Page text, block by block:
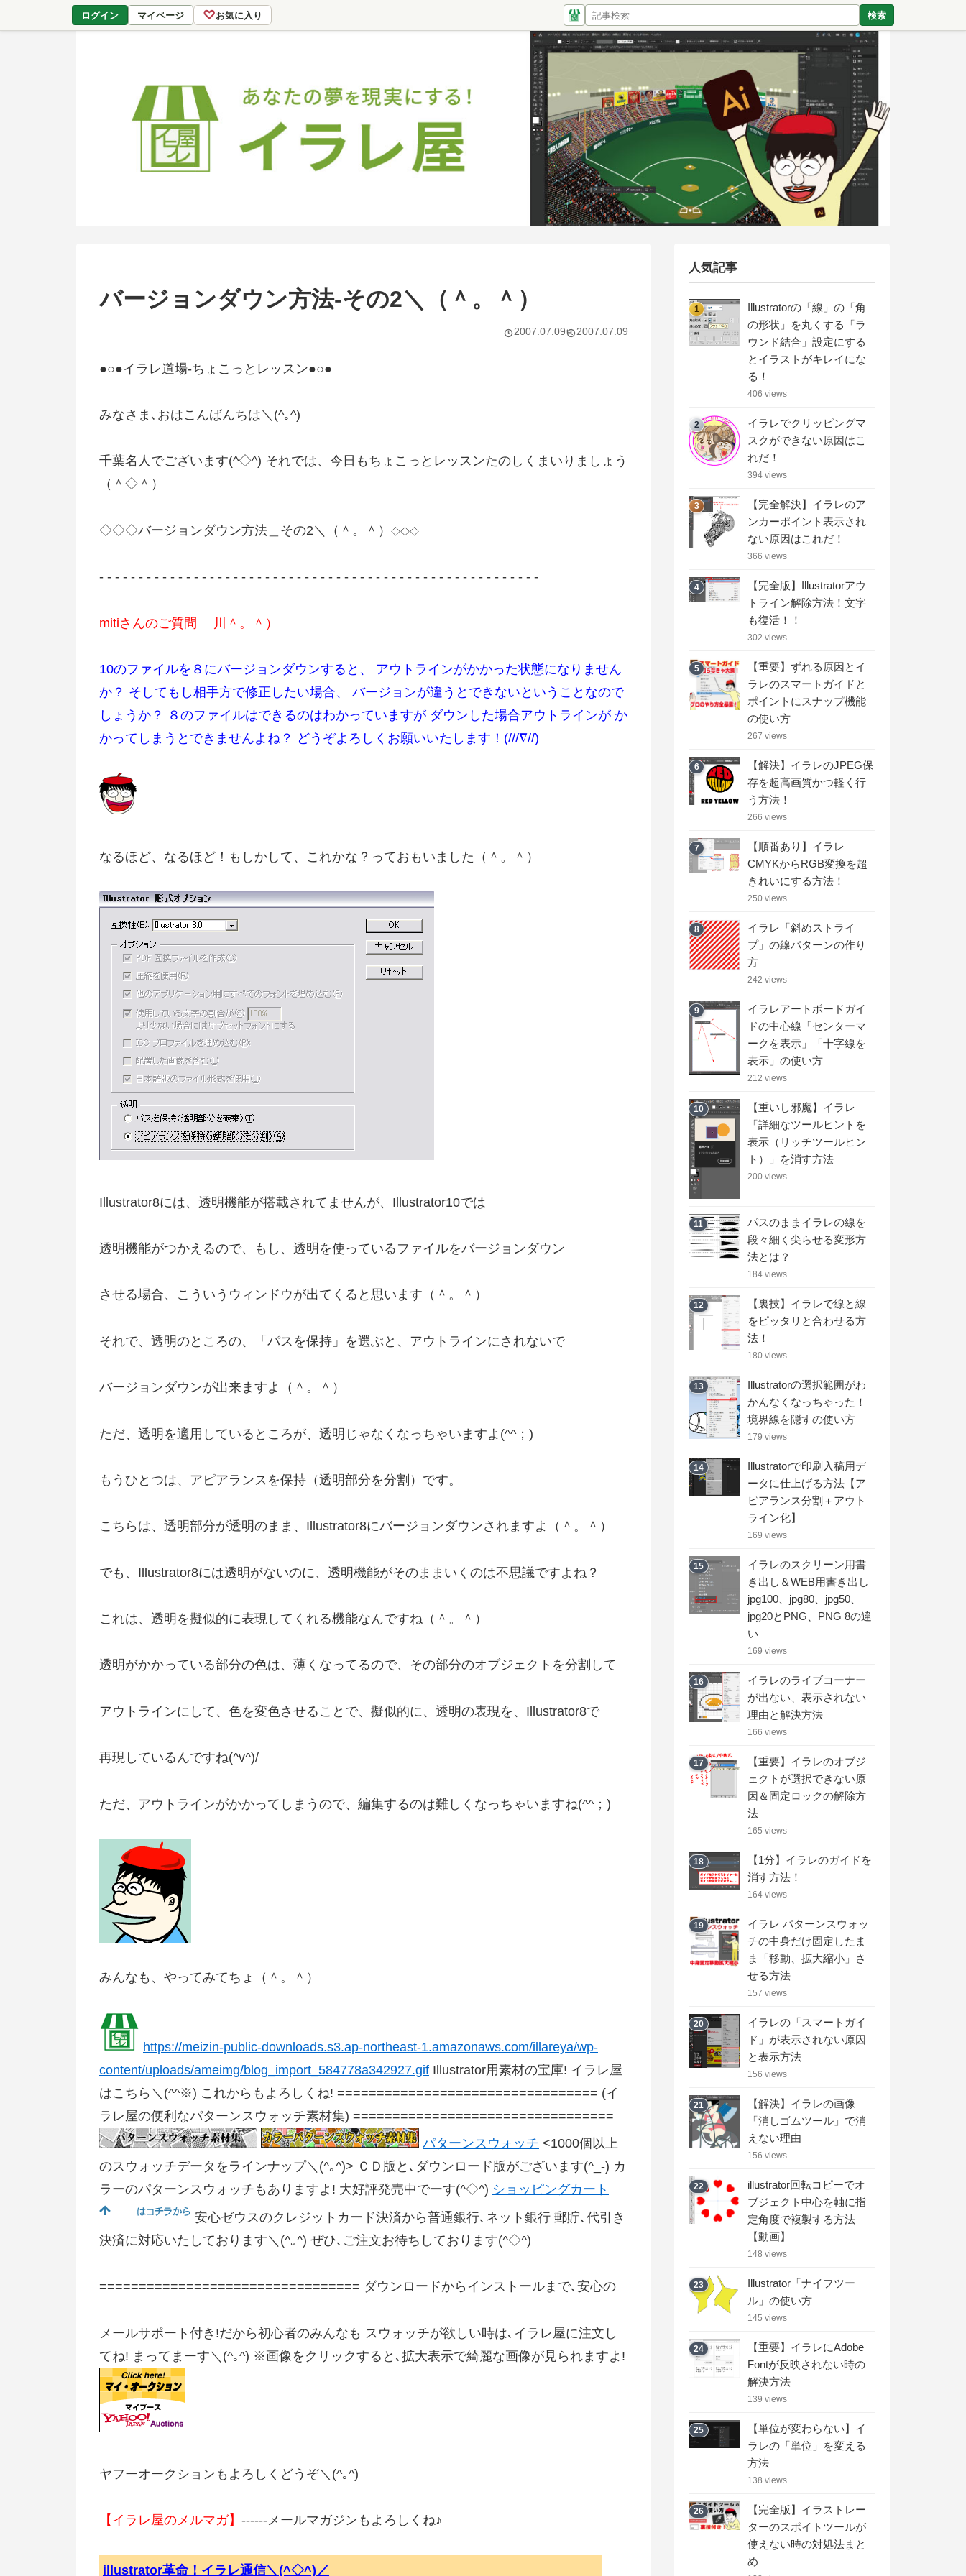
ログイン マイページ ♡お気に入り 検索
バージョンダウン方法-その2＼（＾。＾）
2007.07.09 2007.07.09
●○●イラレ道場-ちょこっとレッスン●○●
みなさま､おはこんばんちは＼(^｡^)
千葉名人でございます(^◇^) それでは、今日もちょこっとレッスンたのしくまいりましょう
（＾◇＾）
◇◇◇バージョンダウン方法＿その2＼（＾。＾） ◇◇◇
- - - - - - - - - - - - - - - - - - - - - - - - - - - - - - - - - - - - - - - - - - - - - - - - - - - - - - - -
mitiさんのご質問 川＾。＾）
10のファイルを８にバージョンダウンすると、 アウトラインがかかった状態になりません
か？ そしてもし相手方で修正したい場合、 バージョンが違うとできないということなので
しょうか？ ８のファイルはできるのはわかっていますが ダウンした場合アウトラインが か
かってしまうとできませんよね？ どうぞよろしくお願いいたします！(///∇//)
なるほど、なるほど！もしかして、これかな？っておもいました（＾。＾）
Illustrator8には、透明機能が搭載されてませんが、Illustrator10では
透明機能がつかえるので、もし、透明を使っているファイルをバージョンダウン
させる場合、こういうウィンドウが出てくると思います（＾。＾）
それで、透明のところの、「パスを保持」を選ぶと、アウトラインにされないで
バージョンダウンが出来ますよ（＾。＾）
ただ、透明を適用しているところが、透明じゃなくなっちゃいますよ(^^；)
もうひとつは、アピアランスを保持（透明部分を分割）です。
こちらは、透明部分が透明のまま、Illustrator8にバージョンダウンされますよ（＾。＾）
でも、Illustrator8には透明がないのに、透明機能がそのままいくのは不思議ですよね？
これは、透明を擬似的に表現してくれる機能なんですね（＾。＾）
透明がかかっている部分の色は、薄くなってるので、その部分のオブジェクトを分割して
アウトラインにして、色を変色させることで、擬似的に、透明の表現を、Illustrator8で
再現しているんですね(^v^)/
ただ、アウトラインがかかってしまうので、編集するのは難しくなっちゃいますね(^^；)
みんなも、やってみてちょ（＾。＾）
https://meizin-public-downloads.s3.ap-northeast-1.amazonaws.com/illareya/wp-
content/uploads/ameimg/blog_import_584778a342927.gif Illustrator用素材の宝庫! イラレ屋
はこちら＼(^^※) これからもよろしくね! ================================= (イ
ラレ屋の便利なパターンスウォッチ素材集) =================================
パターンスウォッチ <1000個以上
のスウォッチデータをラインナップ＼(^｡^)> ＣＤ版と､ダウンロード版がございます(^_-) カ
ラーのパターンスウォッチもありますよ! 大好評発売中でーす(^◇^) ショッピングカート
安心ゼウスのクレジットカード決済から普通銀行､ネット銀行 郵貯､代引き
決済に対応いたしております＼(^｡^) ぜひ､ご注文お待ちしております(^◇^)
================================= ダウンロードからインストールまで､安心の
メールサポート付き!だから初心者のみんなも スウォッチが欲しい時は､イラレ屋に注文し
てね! まってまーす＼(^｡^) ※画像をクリックすると､拡大表示で綺麗な画像が見られますよ!
ヤフーオークションもよろしくどうぞ＼(^｡^)
【イラレ屋のメルマガ】 ------メールマガジンもよろしくね♪
illustrator革命！イラレ通信＼(^◇^)／
人気記事
1
Illustratorの「線」の「角
の形状」を丸くする「ラ
ウンド結合」設定にする
とイラストがキレイにな
る！
406 views
2
イラレでクリッピングマ
スクができない原因はこ
れだ！
394 views
3
【完全解決】イラレのア
ンカーポイント表示され
ない原因はこれだ！
366 views
4
【完全版】Illustratorアウ
トライン解除方法！文字
も復活！！
302 views
5
【重要】ずれる原因とイ
ラレのスマートガイドと
ポイントにスナップ機能
の使い方
267 views
6
【解決】イラレのJPEG保
存を超高画質かつ軽く行
う方法！
266 views
7
【順番あり】イラレ
CMYKからRGB変換を超
きれいにする方法！
250 views
8
イラレ「斜めストライ
プ」の線パターンの作り
方
242 views
9
イラレアートボードガイ
ドの中心線「センターマ
ークを表示」「十字線を
表示」の使い方
212 views
10
【重いし邪魔】イラレ
「詳細なツールヒントを
表示（リッチツールヒン
ト）」を消す方法
200 views
11
パスのままイラレの線を
段々細く尖らせる変形方
法とは？
184 views
12
【裏技】イラレで線と線
をピッタリと合わせる方
法！
180 views
13
Illustratorの選択範囲がわ
かんなくなっちゃった！
境界線を隠すの使い方
179 views
14
Illustratorで印刷入稿用デ
ータに仕上げる方法【ア
ピアランス分割＋アウト
ライン化】
169 views
15
イラレのスクリーン用書
き出し＆WEB用書き出し
jpg100、jpg80、jpg50、
jpg20とPNG、PNG 8の違
い
169 views
16
イラレのライブコーナー
が出ない、表示されない
理由と解決方法
166 views
17
【重要】イラレのオブジ
ェクトが選択できない原
因＆固定ロックの解除方
法
165 views
18
【1分】イラレのガイドを
消す方法！
164 views
19
イラレ パターンスウォッ
チの中身だけ固定したま
ま「移動、拡大縮小」さ
せる方法
157 views
20
イラレの「スマートガイ
ド」が表示されない原因
と表示方法
156 views
21
【解決】イラレの画像
「消しゴムツール」で消
えない理由
156 views
22
illustrator回転コピーでオ
ブジェクト中心を軸に指
定角度で複製する方法
【動画】
148 views
23
Illustrator「ナイフツー
ル」の使い方
145 views
24
【重要】イラレにAdobe
Fontが反映されない時の
解決方法
139 views
25
【単位が変わらない】イ
ラレの「単位」を変える
方法
138 views
26
【完全版】イラストレー
ターのスポイトツールが
使えない時の対処法まと
め